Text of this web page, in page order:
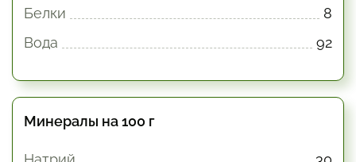
Белки
8
Вода
92
Минералы на 100 г